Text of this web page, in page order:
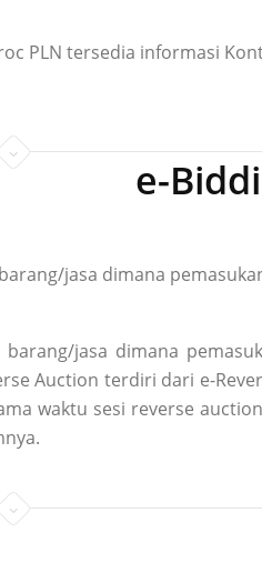
PLN tersedia informasi
e-
jasa dimana
jasa dimana
Auction terdiri dari e-
waktu sesi reverse